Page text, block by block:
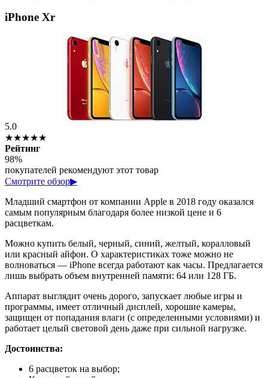
iPhone Xr
5.0
★★★★★
Рейтинг
98%
покупателей рекомендуют этот товар
Смотрите обзор▶
Младший смартфон от компании Apple в 2018 году оказался
самым популярным благодаря более низкой цене и 6
расцветкам.
Можно купить белый, черный, синий, желтый, коралловый
или красный айфон. О характеристиках тоже можно не
волноваться — iPhone всегда работают как часы. Предлагается
лишь выбрать объем внутренней памяти: 64 или 128 ГБ.
Аппарат выглядит очень дорого, запускает любые игры и
программы, имеет отличный дисплей, хорошие камеры,
защищен от попадания влаги (с определенными условиями) и
работает целый световой день даже при сильной нагрузке.
Достоинства:
6 расцветок на выбор;